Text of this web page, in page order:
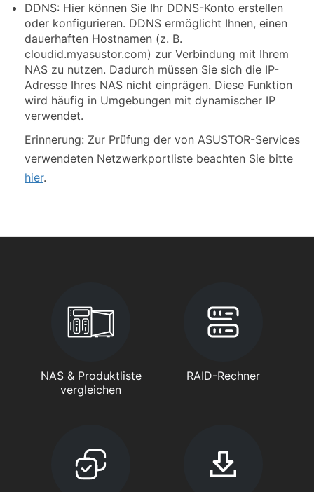
DDNS: Hier können Sie Ihr DDNS-Konto erstellen
oder konfigurieren. DDNS ermöglicht Ihnen, einen
dauerhaften Hostnamen (z. B.
cloudid.myasustor.com) zur Verbindung mit Ihrem
NAS zu nutzen. Dadurch müssen Sie sich die IP-
Adresse Ihres NAS nicht einprägen. Diese Funktion
wird häufig in Umgebungen mit dynamischer IP
verwendet.
Erinnerung: Zur Prüfung der von ASUSTOR-Services
verwendeten Netzwerkportliste beachten Sie bitte
hier.
NAS & Produktliste
vergleichen
RAID-Rechner